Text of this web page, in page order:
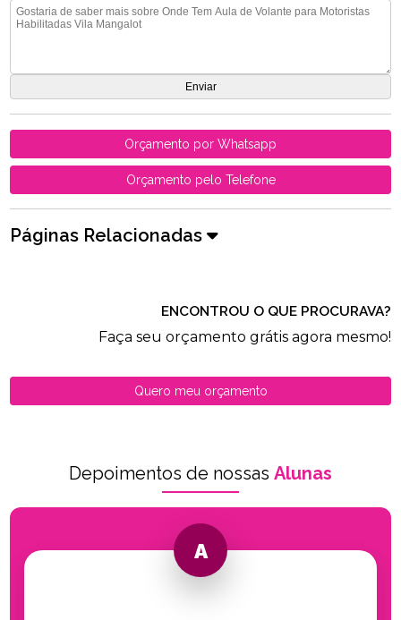
Orçamento por Whatsapp
Orçamento pelo Telefone
Páginas Relacionadas
ENCONTROU O QUE PROCURAVA?
Faça seu orçamento grátis agora mesmo!
Quero meu orçamento
Depoimentos de nossas Alunas